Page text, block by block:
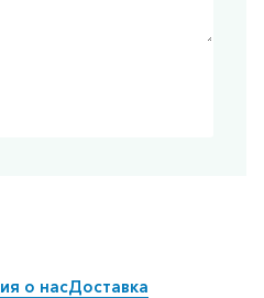
о насДоставка